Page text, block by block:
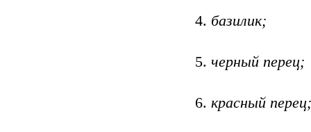
базилик;
черный перец;
красный перец;